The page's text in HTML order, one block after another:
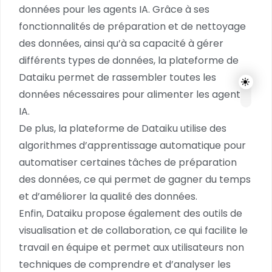
données pour les agents IA. Grâce à ses
fonctionnalités de préparation et de nettoyage
des données, ainsi qu’à sa capacité à gérer
différents types de données, la plateforme de
Dataiku permet de rassembler toutes les
données nécessaires pour alimenter les agents
IA.
De plus, la plateforme de Dataiku utilise des
algorithmes d’apprentissage automatique pour
automatiser certaines tâches de préparation
des données, ce qui permet de gagner du temps
et d’améliorer la qualité des données.
Enfin, Dataiku propose également des outils de
visualisation et de collaboration, ce qui facilite le
travail en équipe et permet aux utilisateurs non
techniques de comprendre et d’analyser les